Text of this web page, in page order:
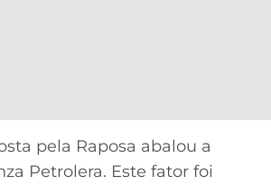
pela Raposa abalou a
Petrolera. Este fator foi